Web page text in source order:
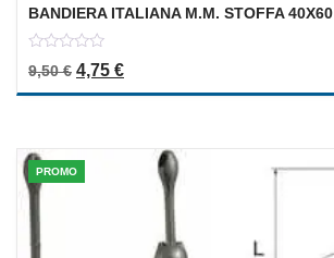
BANDIERA ITALIANA M.M. STOFFA 40X60
out
of
9,50€ Il prezzo originale era: 9,50 €.
4,75 €Il prezzo attuale è: 4,75 €.
PROMO